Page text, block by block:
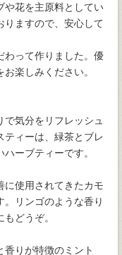
や花を主原料としてい
りますので、安心して
わって作りました。優
楽しみください。
気分をリフレッシュ
ティーは、緑茶とブレ
ーブティーです。
に使用されてきたカモ
。リンゴのような香り
どうぞ。
香りが特徴のミント